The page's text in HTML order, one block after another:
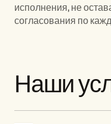
исполнения, не
согласования по
Наши